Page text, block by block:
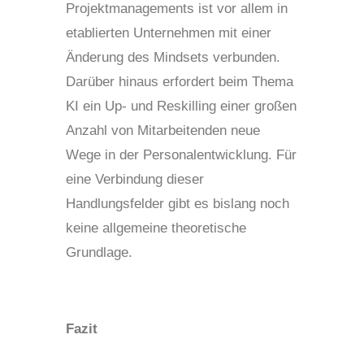
Projektmanagements ist vor allem in
etablierten Unternehmen mit einer
Änderung des Mindsets verbunden.
Darüber hinaus erfordert beim Thema
KI ein Up- und Reskilling einer großen
Anzahl von Mitarbeitenden neue
Wege in der Personalentwicklung. Für
eine Verbindung dieser
Handlungsfelder gibt es bislang noch
keine allgemeine theoretische
Grundlage.
Fazit